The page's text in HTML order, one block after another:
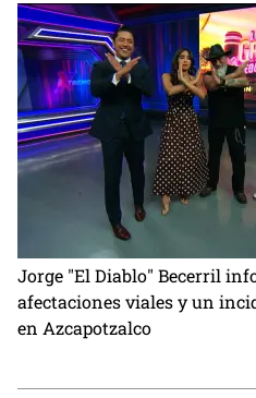
Jorge "El Diablo" Becerril
afectaciones viales y un
en Azcapotzalco